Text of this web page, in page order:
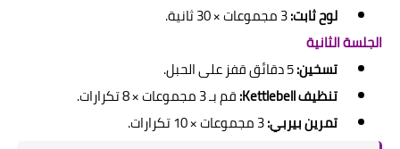
لوح ثابت:
الجلسة الثانية
تسخين:
تنظيف Kettlebell:
قم بـ 3 مجموعات × 8 تكرارات.
تمرين بيربي: